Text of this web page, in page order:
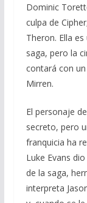
Dominic
culpa de
Theron. Ella
saga, pero la
contará con
Mirren.
El personaje
secreto, pero
franquicia ha
Luke Evans
de la saga,
interpreta